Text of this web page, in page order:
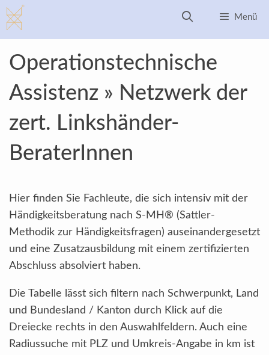
Zum
Inhalt
springen
Menü
Operationstechnische
Assistenz » Netzwerk der
zert. Linkshänder-
BeraterInnen
Hier finden Sie Fachleute, die sich intensiv mit der
Händigkeitsberatung nach S-MH® (Sattler-
Methodik zur Händigkeitsfragen) auseinandergesetzt
und eine Zusatzausbildung mit einem zertifizierten
Abschluss absolviert haben.
Die Tabelle lässt sich filtern nach Schwerpunkt, Land
und Bundesland / Kanton durch Klick auf die
Dreiecke rechts in den Auswahlfeldern. Auch eine
Radiussuche mit PLZ und Umkreis-Angabe in km ist